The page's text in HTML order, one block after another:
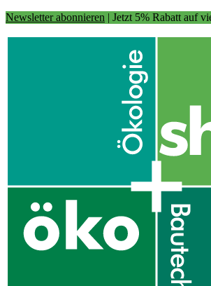
Newsletter abonnieren | Jetzt 5% Rabatt auf